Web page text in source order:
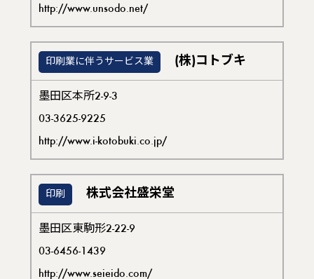
http://www.unsodo.net/
印刷業に伴うサービス業 (株)コトブキ
墨田区本所2-9-3
03-3625-9225
http://www.i-kotobuki.co.jp/
印刷 株式会社盛栄堂
墨田区東駒形2-22-9
03-6456-1439
http://www.seieido.com/